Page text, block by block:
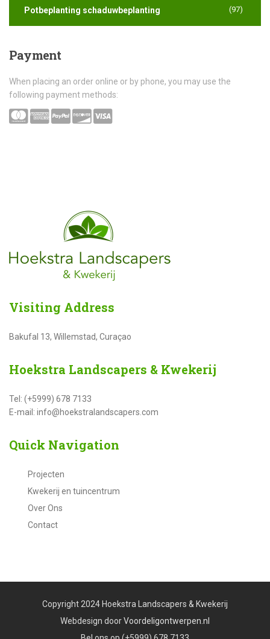
Potbeplanting schaduwbeplanting (97)
Payment
When placing an order online or by phone, you may use the
following payment methods:
Visiting Address
Bakufal 13, Willemstad, Curaçao
Hoekstra Landscapers & Kwekerij
Tel: (+5999) 678 7133
E-mail: info@hoekstralandscapers.com
Quick Navigation
Projecten
Kwekerij en tuincentrum
Over Ons
Contact
Copyright 2024 Hoekstra Landscapers & Kwekerij
Webdesign doorVoordeligontwerpen.nl